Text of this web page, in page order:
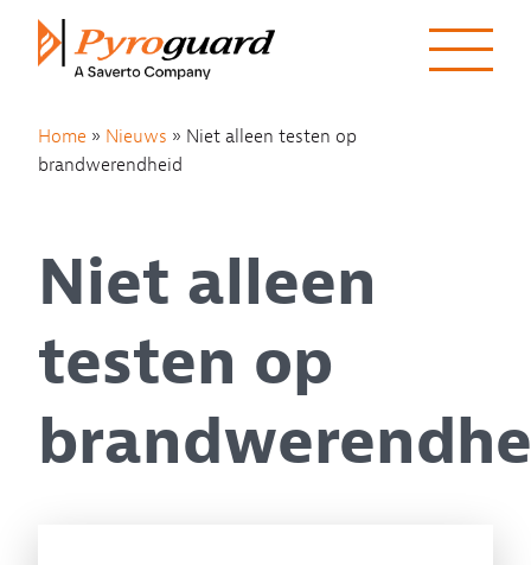
Skip to content
Home » Nieuws » Niet alleen testen op
brandwerendheid
Niet alleen
testen op